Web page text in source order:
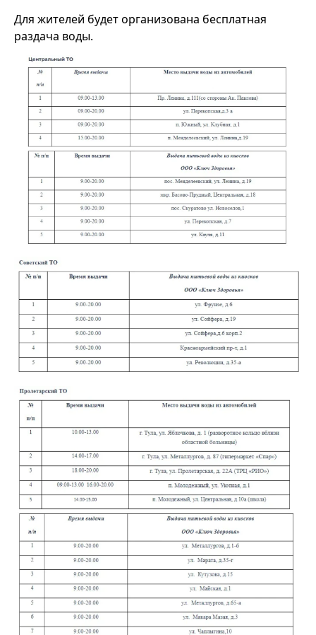
Для жителей будет организована бесплатная
раздача воды.